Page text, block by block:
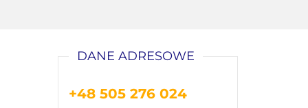
DANE ADRESOWE
+48 505 276 024